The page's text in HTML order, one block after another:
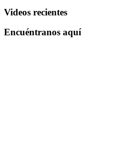
Videos recientes
Encuéntranos aquí